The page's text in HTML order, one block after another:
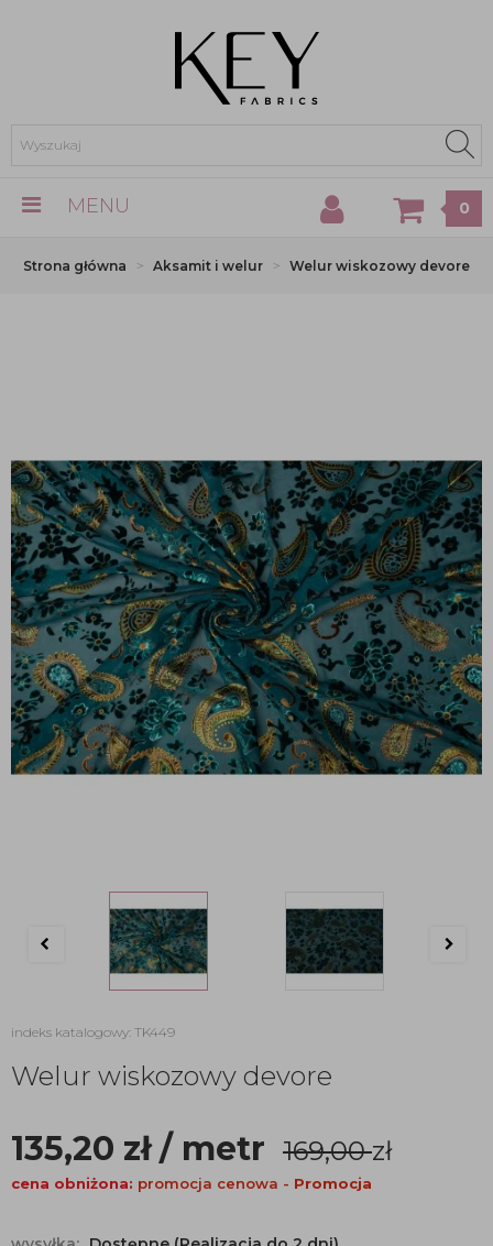
MENU 0
Strona główna Aksamit i welur Welur wiskozowy devore
indeks katalogowy: TK449
Welur wiskozowy devore
135,20 zł/ metr 169,00zł
cena obniżona: promocja cenowa - Promocja